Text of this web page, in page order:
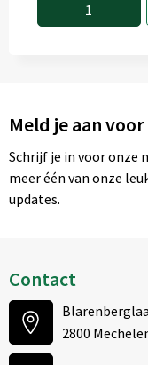
1
Meld je aan
Schrijf je in voor onze
meer één van onze
updates.
Contact
2800